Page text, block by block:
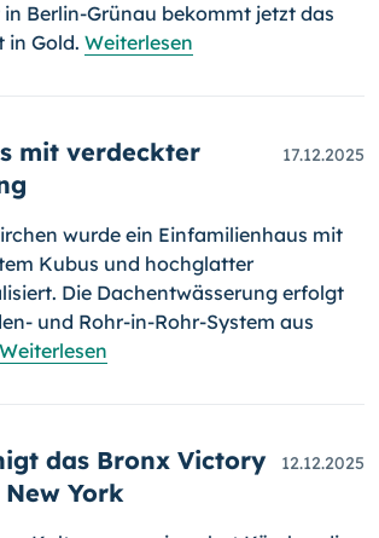
Berlin-Grünau bekommt jetzt das
in Gold. Weiterlesen
mit verdeckter
17.12.2025
wurde ein Einfamilienhaus mit
Kubus und hochglatter
Die Dachentwässerung erfolgt
und Rohr-in-Rohr-System aus
Weiterlesen
das Bronx Victory
York
12.12.2025